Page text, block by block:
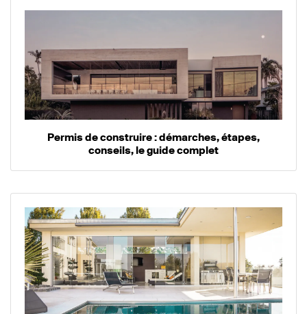
Permis de construire : démarches, étapes,
conseils, le guide complet